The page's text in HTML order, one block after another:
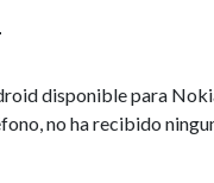
disponible para
no ha recibido